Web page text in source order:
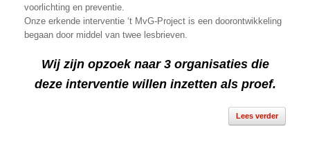
voorlichting en preventie.
Onze erkende interventie ‘t MvG-Project is een doorontwikkeling
begaan door middel van twee lesbrieven.
Wij zijn opzoek naar 3 organisaties die
deze interventie willen inzetten als proef.
Lees verder